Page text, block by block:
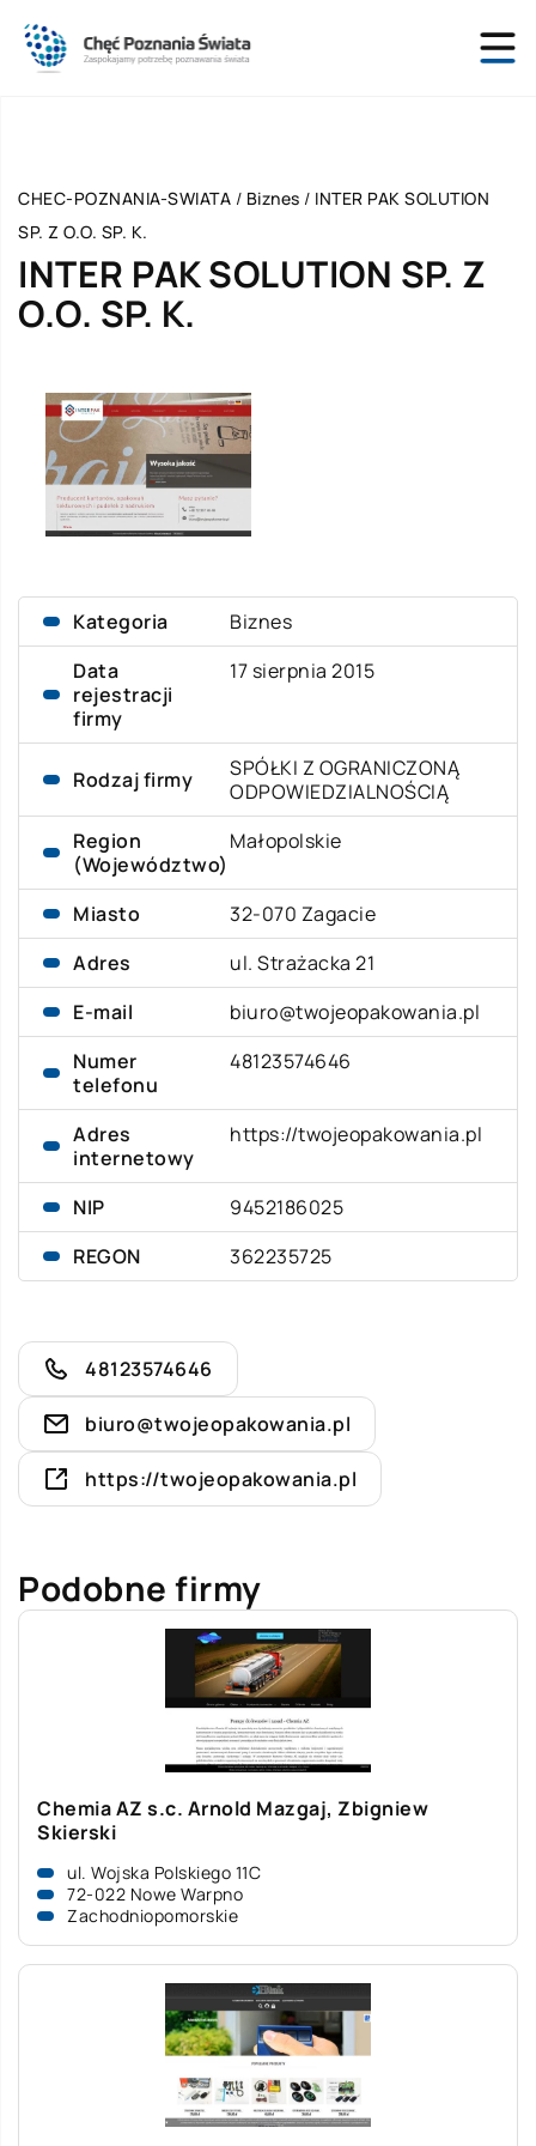
CHEC-POZNANIA-SWIATA / Biznes / INTER PAK SOLUTION
SP. Z O.O. SP. K.
INTER PAK SOLUTION SP. Z
O.O. SP. K.
Kategoria
Biznes
Data
rejestracji
firmy
17 sierpnia 2015
Rodzaj firmy
SPÓŁKI Z OGRANICZONĄ
ODPOWIEDZIALNOŚCIĄ
Region
(Województwo)
Małopolskie
Miasto
32-070 Zagacie
Adres
ul. Strażacka 21
E-mail
biuro@twojeopakowania.pl
Numer
telefonu
48123574646
Adres
internetowy
https://twojeopakowania.pl
NIP
9452186025
REGON
362235725
48123574646
biuro@twojeopakowania.pl
https://twojeopakowania.pl
Podobne firmy
Chemia AZ s.c. Arnold Mazgaj, Zbigniew
Skierski
ul. Wojska Polskiego 11C
72-022 Nowe Warpno
Zachodniopomorskie